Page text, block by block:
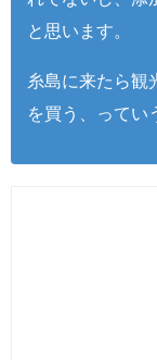
と思います。
糸島に来たら観
を買う、ってい